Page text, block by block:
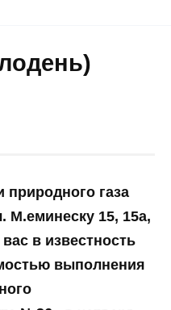
газа
15, 15а,
в известность
выполнения